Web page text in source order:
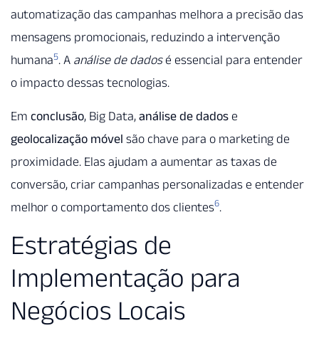
automatização das campanhas melhora a precisão das
mensagens promocionais, reduzindo a intervenção
humana5. A análise de dadosé essencial para entender
o impacto dessas tecnologias.
Em conclusão, Big Data, análise de dados e
geolocalização móvel são chave para o marketing de
proximidade. Elas ajudam a aumentar as taxas de
conversão, criar campanhas personalizadas e entender
melhor o comportamento dos clientes6.
Estratégias de
Implementação para
Negócios Locais